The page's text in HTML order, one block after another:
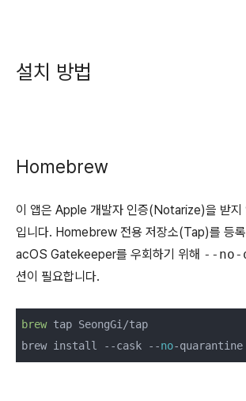
설치 방법
Homebrew
이 앱은 Apple 개발자 인증(Notarize)을 받지
입니다. Homebrew 전용 저장소(Tap)를 등
acOS Gatekeeper를 우회하기 위해 --no-
션이 필요합니다.
brew tap SeongGi/tap
brew install --cask --no